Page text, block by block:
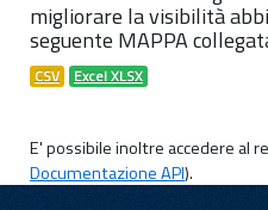
migliorare la visibilità
seguente MAPPA
CSV Excel XLSX
E' possibile inoltre accedere al
Documentazione API).